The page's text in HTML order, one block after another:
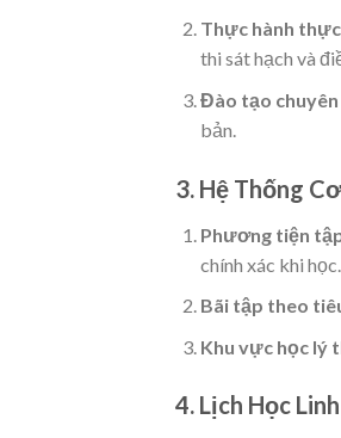
Thực hành
thi sát hạch và
Đào tạo chuyên
bản.
3. Hệ Thống
Phương tiện
chính xác khi học.
Bãi tập theo
Khu vực học lý
4. Lịch Học